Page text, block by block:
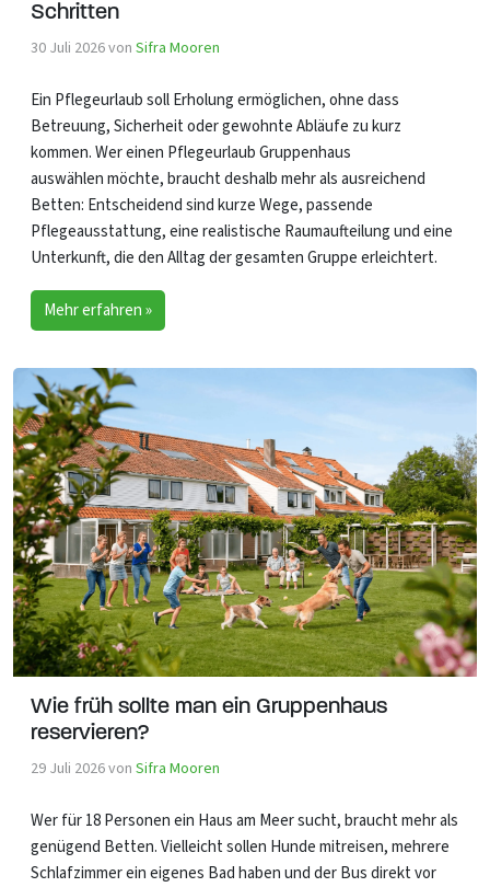
Schritten
30 Juli 2026von Sifra Mooren
Ein Pflegeurlaub soll Erholung ermöglichen, ohne dass
Betreuung, Sicherheit oder gewohnte Abläufe zu kurz
kommen. Wer einen Pflegeurlaub Gruppenhaus
auswählen möchte, braucht deshalb mehr als ausreichend
Betten: Entscheidend sind kurze Wege, passende
Pflegeausstattung, eine realistische Raumaufteilung und eine
Unterkunft, die den Alltag der gesamten Gruppe erleichtert.
Mehr erfahren »
Wie früh sollte man ein Gruppenhaus
reservieren?
29 Juli 2026von Sifra Mooren
Wer für 18 Personen ein Haus am Meer sucht, braucht mehr als
genügend Betten. Vielleicht sollen Hunde mitreisen, mehrere
Schlafzimmer ein eigenes Bad haben und der Bus direkt vor